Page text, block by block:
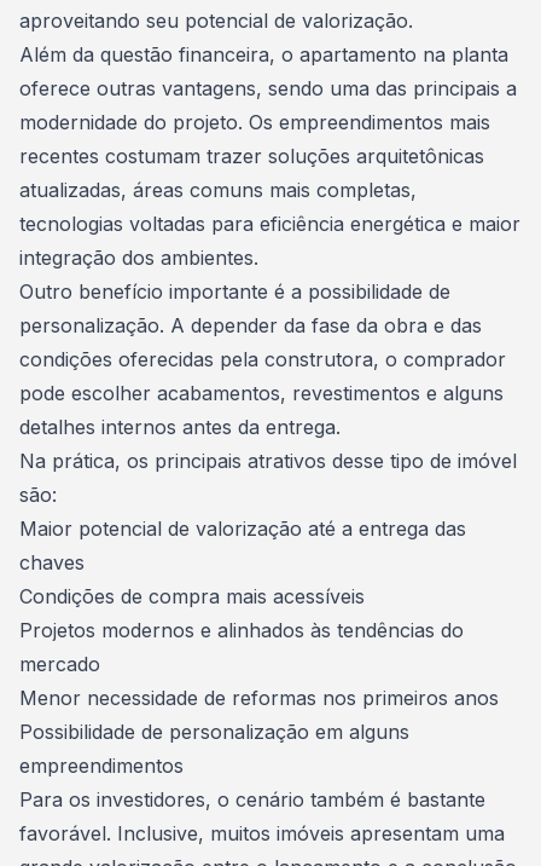
aproveitando seu potencial de valorização.
Além da questão financeira, o apartamento na planta
oferece outras vantagens, sendo uma das principais a
modernidade do projeto. Os empreendimentos mais
recentes costumam trazer soluções arquitetônicas
atualizadas, áreas comuns mais completas,
tecnologias voltadas para eficiência energética e maior
integração dos ambientes.
Outro benefício importante é a possibilidade de
personalização. A depender da fase da obra e das
condições oferecidas pela construtora, o comprador
pode escolher acabamentos, revestimentos e alguns
detalhes internos antes da entrega.
Na prática, os principais atrativos desse tipo de imóvel
são:
Maior potencial de valorização até a entrega das
chaves
Condições de compra mais acessíveis
Projetos modernos e alinhados às tendências do
mercado
Menor necessidade de reformas nos primeiros anos
Possibilidade de personalização em alguns
empreendimentos
Para os investidores, o cenário também é bastante
favorável. Inclusive, muitos imóveis apresentam uma